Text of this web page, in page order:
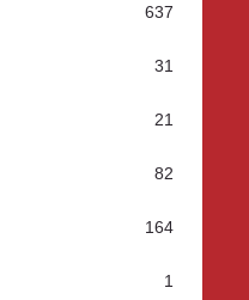
637
31
21
82
164
1